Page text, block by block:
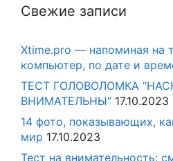
Свежие записи
Xtime.pro — напоминая на
компьютер, по дате и
ТЕСТ ГОЛОВОЛОМКА
ВНИМАТЕЛЬНЫ” 17.10.2023
14 фото, показывающих,
мир 17.10.2023
Тест на внимательность: